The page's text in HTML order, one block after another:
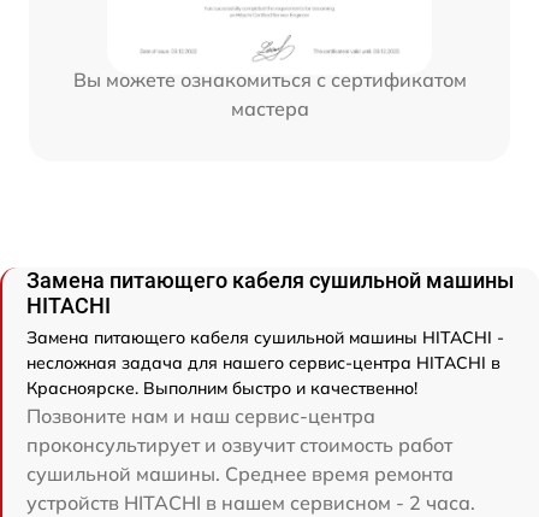
Вы можете ознакомиться с сертификатом
мастера
Замена питающего кабеля сушильной машины
HITACHI
Замена питающего кабеля сушильной машины HITACHI -
несложная задача для нашего сервис-центра HITACHI в
Красноярске. Выполним быстро и качественно!
Позвоните нам и наш сервис-центра
проконсультирует и озвучит стоимость работ
сушильной машины. Среднее время ремонта
устройств HITACHI в нашем сервисном - 2 часа.